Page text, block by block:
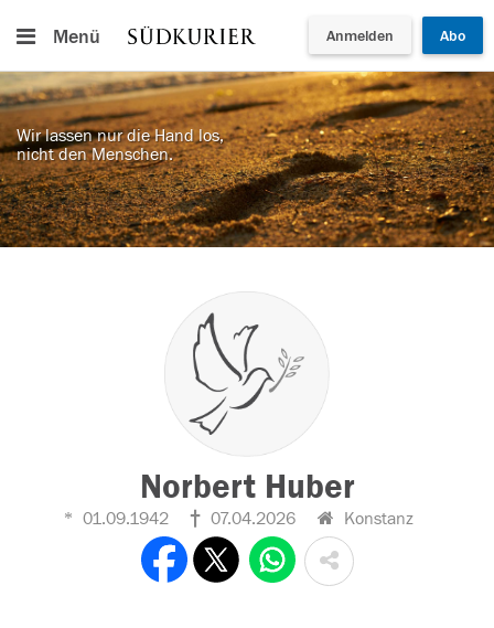
Menü Anmelden Abo
Wir lassen nur die Hand los,
nicht den Menschen.
Norbert Huber
01.09.1942 07.04.2026 Konstanz